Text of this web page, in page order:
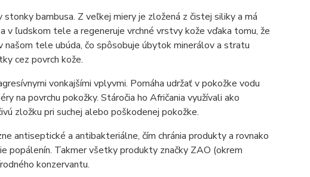
bambusa. Z veľkej miery je zložená z čistej siliky a má
v ľudskom tele a regeneruje vrchné vrstvy kože vďaka tomu, že
tele ubúda, čo spôsobuje úbytok minerálov a stratu
cez povrch kože.
vonkajšími vplyvmi. Pomáha udržať v pokožke vodu
na povrchu pokožky. Stáročia ho Afričania využívali ako
zložku pri suchej alebo poškodenej pokožke.
antiseptické a antibakteriálne, čím chránia produkty a rovnako
popálenín. Takmer všetky produkty značky ZAO (okrem
konzervantu.